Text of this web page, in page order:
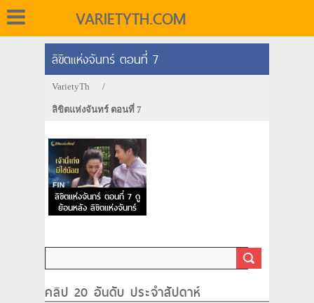
VARIETYTH.COM
ลิขิตแห่งจันทร์ ตอนที่ 7
VarietyTh /
ลิขิตแห่งจันทร์ ตอนที่ 7
ลิขิตแห่งจันทร์ ตอนที่ 7 ดู
ย้อนหลัง ลิขิตแห่งจันทร์
EP.7
คลิป 20 อันดับ ประจำสัปดาห์